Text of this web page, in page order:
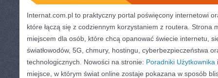
Internat.com.pl to praktyczny portal poświęcony internetowi
które łączą się z codziennym korzystaniem z routera. Strona
miejscem dla osób, które chcą opanować świecie internetu,
światłowodów, 5G, chmury, hostingu, cyberbezpieczeństwa
technologicznych. Nowości na stronie: Poradniki Użytkownika
miejsce, w którym świat online zostaje pokazana w sposób